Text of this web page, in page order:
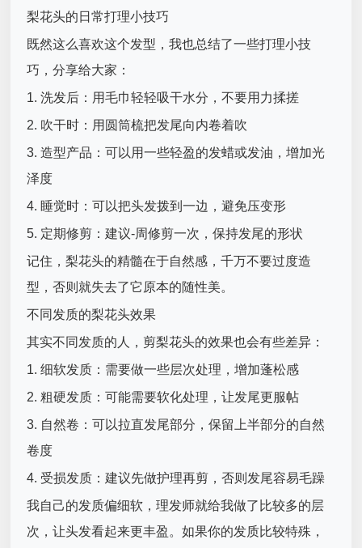
梨花头的日常打理小技巧
既然这么喜欢这个发型，我也总结了一些打理小技
巧，分享给大家：
1. 洗发后：用毛巾轻轻吸干水分，不要用力揉搓
2. 吹干时：用圆筒梳把发尾向内卷着吹
3. 造型产品：可以用一些轻盈的发蜡或发油，增加光
泽度
4. 睡觉时：可以把头发拨到一边，避免压变形
5. 定期修剪：建议-周修剪一次，保持发尾的形状
记住，梨花头的精髓在于自然感，千万不要过度造
型，否则就失去了它原本的随性美。
不同发质的梨花头效果
其实不同发质的人，剪梨花头的效果也会有些差异：
1. 细软发质：需要做一些层次处理，增加蓬松感
2. 粗硬发质：可能需要软化处理，让发尾更服帖
3. 自然卷：可以拉直发尾部分，保留上半部分的自然
卷度
4. 受损发质：建议先做护理再剪，否则发尾容易毛躁
我自己的发质偏细软，理发师就给我做了比较多的层
次，让头发看起来更丰盈。如果你的发质比较特殊，